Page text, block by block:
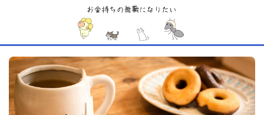
MENU
Sample Page
お問い合わせ
デモプリセット記事 #1
デモプリセット記事 #5